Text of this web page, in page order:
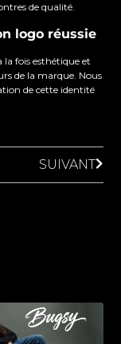
de qualité.
logo réussie
la fois esthétique et
de la marque. Nous
de cette identité
SUIVANT